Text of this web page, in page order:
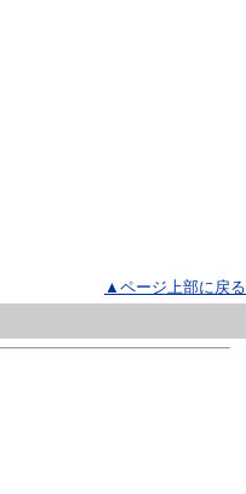
▲ページ上部に戻る